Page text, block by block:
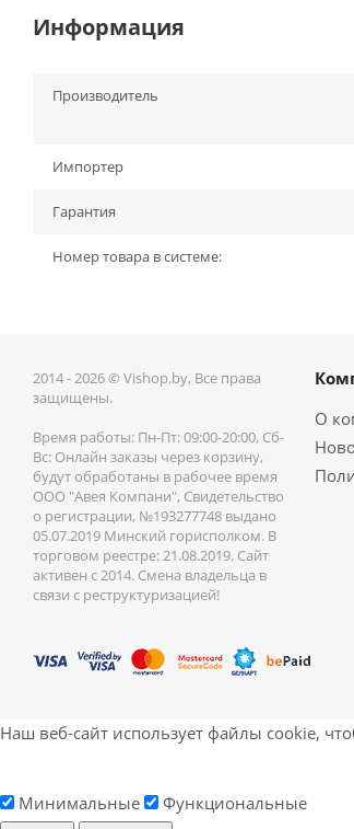
Информация
Производитель
Импортер
Гарантия
Номер товара в системе:
2014 - 2026 © Vishop.by, Все права
защищены.
Время работы: Пн-Пт: 09:00-20:00, Сб-
Вс: Онлайн заказы через корзину,
будут обработаны в рабочее время
ООО "Авея Компани", Свидетельство
о регистрации, №193277748 выдано
05.07.2019 Минский горисполком. В
торговом реестре: 21.08.2019. Сайт
активен с 2014. Смена владельца в
связи с реструктуризацией!
О
Наш веб-сайт использует файлы cookie,
Минимальные
Функциональные